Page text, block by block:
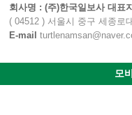
회사명 : (주)한국일보사 대표
( 04512 ) 서울시 중구 세종로
E-mail
모